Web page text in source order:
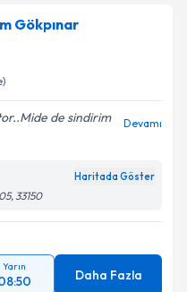
Gökpınar
de sindirim
Devamı
Haritada Göster
33150
Yarın
Daha Fazla